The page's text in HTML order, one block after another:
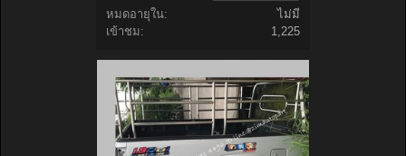
หมดอายุใน:
ไม่มี
เข้าชม:
1,225